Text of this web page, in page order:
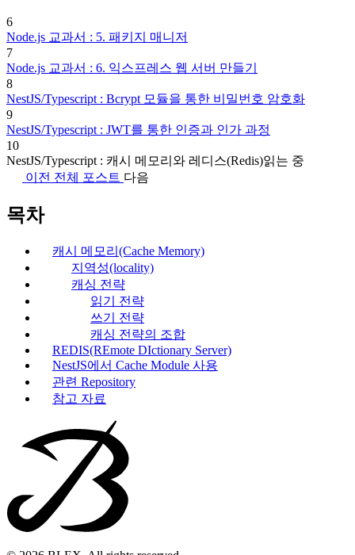
6
Node.js 교과서 : 5. 패키지 매니저
7
Node.js 교과서 : 6. 익스프레스 웹 서버 만들기
8
NestJS/Typescript : Bcrypt 모듈을 통한 비밀번호 암호화
9
NestJS/Typescript : JWT를 통한 인증과 인가 과정
10
NestJS/Typescript : 캐시 메모리와 레디스(Redis)읽는 중
이전 전체 포스트 다음
목차
캐시 메모리(Cache Memory)
지역성(locality)
캐싱 전략
읽기 전략
쓰기 전략
캐싱 전략의 조합
REDIS(REmote DIctionary Server)
NestJS에서 Cache Module 사용
관련 Repository
참고 자료